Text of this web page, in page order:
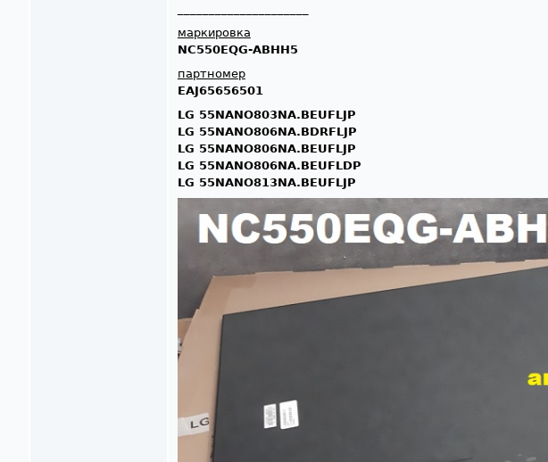
маркировка
NC550EQG-ABHH5
партномер
EAJ65656501
LG 55NANO803NA.BEUFLJP
LG 55NANO806NA.BDRFLJP
LG 55NANO806NA.BEUFLJP
LG 55NANO806NA.BEUFLDP
LG 55NANO813NA.BEUFLJP